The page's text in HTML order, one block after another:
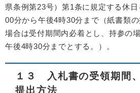
県条例第23号）第1条に規定する休
00分から午後4時30分まで（紙書類
場合は受付期間内必着とし、持参の
午後4時30分までとする。）。
１３ 入札書の受領期間
提出方法